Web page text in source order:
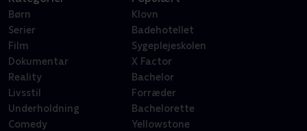
Børn
Serier
Film
Dokumentar
Reality
Livsstil
Underholdning
Comedy
Klovn
Badehotellet
Sygeplejeskolen
X Factor
Bachelor
Forræder
Bachelorette
Yellowstone